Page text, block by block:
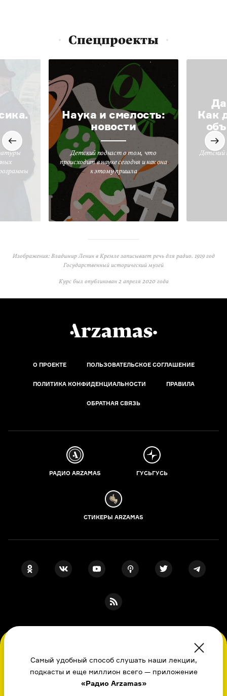
Во время посещения сайта вы соглашаетесь
с использованием нами файлов
cookie,пользовательским соглашением, политикой
в отношении обработкиперсональных
Самый удобный способ слушать наши лекции,
подкасты и еще миллион всего — приложение
«Радио Arzamas»
Спецпроекты
Наука и смелость:
новости
Детский подкаст о том, что
происходит в науке сегодня и как она
к этому пришла
Да
Как
Детский
Изображения: Владимир Ленин в Кремле записывает речь для радио. 1919 год
Государственный исторический музей
Курс был опубликован 2 апреля 2020 года
О ПРОЕКТЕ ПОЛЬЗОВАТЕЛЬСКОЕ СОГЛАШЕНИЕ
ПОЛИТИКА КОНФИДЕНЦИАЛЬНОСТИ ПРАВИЛА
ОБРАТНАЯ СВЯЗЬ
РАДИО ARZAMAS ГУСЬГУСЬ
СТИКЕРЫ ARZAMAS
Я даю свое согласие на обработку
персональных данных
политику в отношении обработки